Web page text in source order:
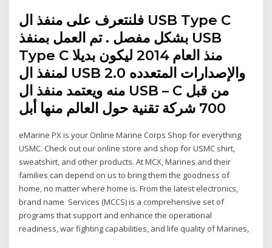
فلنتعرف على منفذ ال USB Type C
بشكل مفصل . تم العمل بمنفذ USB
Type C منذ العام 2014 ليكون بديلا
لمنفذ ال USB 2.0 والإصدارات المتعدده
منه ويعتمد منفذ ال USB – C من قبل
700 شركة تقنية حول العالم منها أبل
eMarine PX is your Online Marine Corps Shop for everything
USMC. Check out our online store and shop for USMC shirt,
sweatshirt, and other products. At MCX, Marines and their
families can depend on us to bring them the goodness of
home, no matter where home is. From the latest electronics,
brand name Services (MCCS) is a comprehensive set of
programs that support and enhance the operational
readiness, war fighting capabilities, and life quality of Marines,